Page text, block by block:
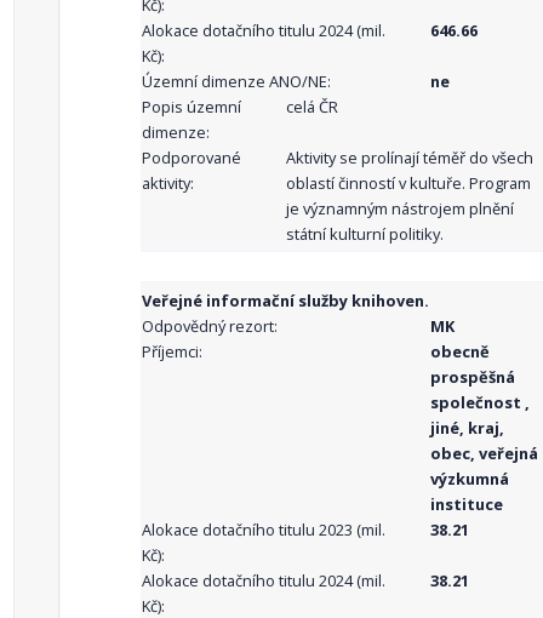
Kč):
Alokace dotačního titulu 2024 (mil.
Kč):
646.66
Územní dimenze ANO/NE:
ne
Popis územní
dimenze:
celá ČR
Podporované
aktivity:
Aktivity se prolínají téměř do všech
oblastí činností v kultuře. Program
je významným nástrojem plnění
státní kulturní politiky.
Veřejné informační služby knihoven.
Odpovědný rezort:
MK
Příjemci:
obecně
prospěšná
společnost ,
jiné, kraj,
obec, veřejná
výzkumná
instituce
Alokace dotačního titulu 2023 (mil.
Kč):
38.21
Alokace dotačního titulu 2024 (mil.
Kč):
38.21